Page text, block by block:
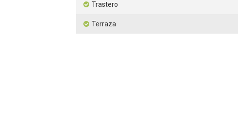
Trastero
Terraza